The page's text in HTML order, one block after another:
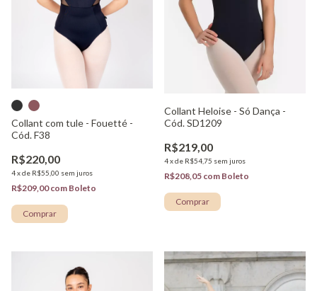
Collant com tule - Fouetté -
Cód. F38
R$220,00
4xde R$55,00 sem juros
R$209,00com Boleto
Comprar
Collant Heloise - Só Dança -
Cód. SD1209
R$219,00
4xde R$54,75 sem juros
R$208,05 com Boleto
Comprar